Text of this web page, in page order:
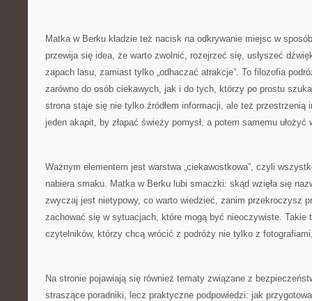
Matka w Berku kładzie też nacisk na odkrywanie miejsc w
przewija się idea, że warto zwolnić, rozejrzeć się, usłyszeć
zapach lasu, zamiast tylko „odhaczać atrakcje”. To filozofia
zarówno do osób ciekawych, jak i do tych, którzy po prostu
strona staje się nie tylko źródłem informacji, ale też przestrzenią
jeden akapit, by złapać świeży pomysł, a potem samemu ułożyć
Ważnym elementem jest warstwa „ciekawostkowa”, czyli
nabiera smaku. Matka w Berku lubi smaczki: skąd wzięła się
zwyczaj jest nietypowy, co warto wiedzieć, zanim przekroczysz
zachować się w sytuacjach, które mogą być nieoczywiste. Takie
czytelników, którzy chcą wrócić z podróży nie tylko z
Na stronie pojawiają się również tematy związane z
straszące poradniki, lecz praktyczne podpowiedzi: jak